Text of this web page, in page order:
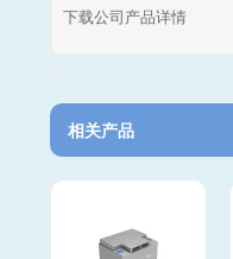
下载公司产品详情
相关产品